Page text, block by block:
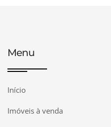
Menu
Início
Imóveis à venda